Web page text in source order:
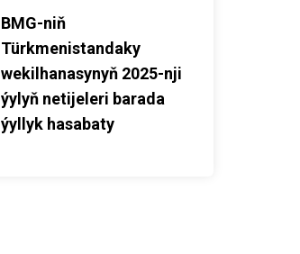
BMG-niň
Türkmenistandaky
wekilhanasynyň 2025-nji
ýylyň netijeleri barada
ýyllyk hasabaty